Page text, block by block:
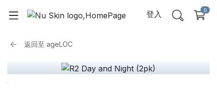
登入 0
返回至 ageLOC